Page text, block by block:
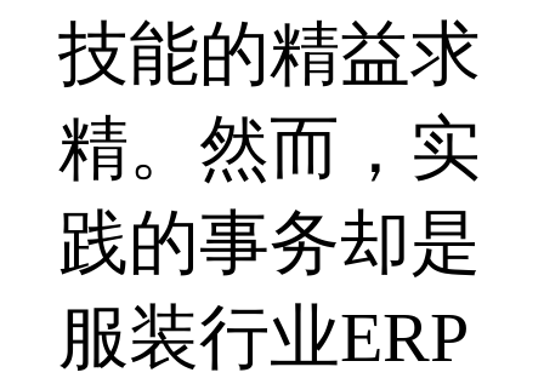
技能的精益求
精。然而，实
践的事务却是
服装行业ERP